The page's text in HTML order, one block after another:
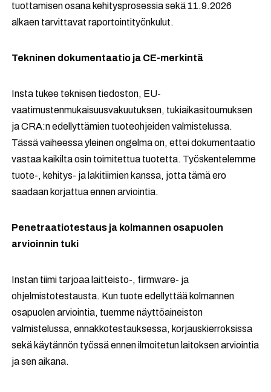
tuottamisen osana kehitysprosessia sekä 11.9.2026
alkaen tarvittavat raportointityönkulut.
Tekninen dokumentaatio ja CE-merkintä
Insta tukee teknisen tiedoston, EU-
vaatimustenmukaisuusvakuutuksen, tukiaikasitoumuksen
ja CRA:n edellyttämien tuoteohjeiden valmistelussa.
Tässä vaiheessa yleinen ongelma on, ettei dokumentaatio
vastaa kaikilta osin toimitettua tuotetta. Työskentelemme
tuote-, kehitys- ja lakitiimien kanssa, jotta tämä ero
saadaan korjattua ennen arviointia.
Penetraatiotestaus ja kolmannen osapuolen
arvioinnin tuki
Instan tiimi tarjoaa laitteisto-, firmware- ja
ohjelmistotestausta. Kun tuote edellyttää kolmannen
osapuolen arviointia, tuemme näyttöaineiston
valmistelussa, ennakkotestauksessa, korjauskierroksissa
sekä käytännön työssä ennen ilmoitetun laitoksen arviointia
ja sen aikana.